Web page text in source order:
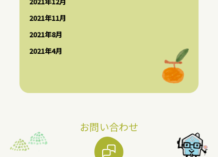
2021年11月
2021年8月
2021年4月
お問い合わせ